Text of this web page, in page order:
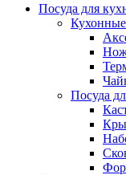
Посуда для
Посуда